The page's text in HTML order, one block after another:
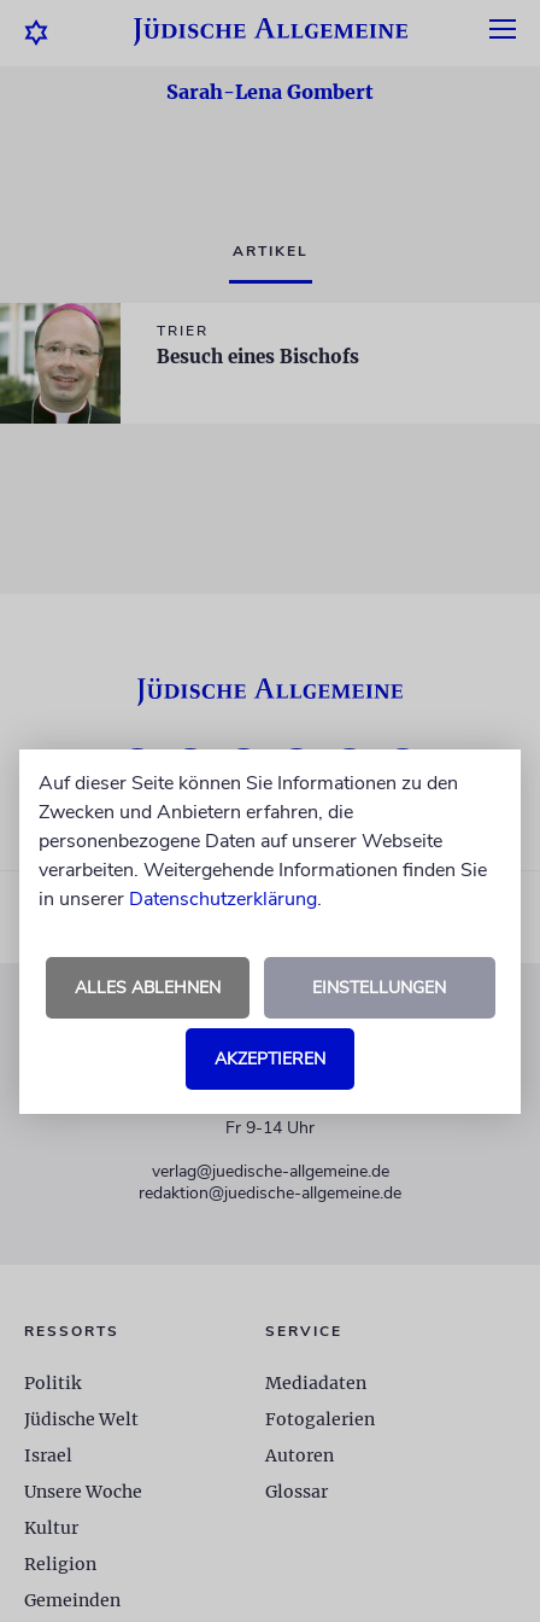
Sarah-Lena Gombert
ARTIKEL
TRIER
Besuch eines Bischofs
KUNDENSERVICE
Fr 9-14 Uhr
verlag@juedische-allgemeine.de
redaktion@juedische-allgemeine.de
RESSORTS
Politik
Jüdische Welt
Israel
Unsere Woche
Kultur
Religion
Gemeinden
SERVICE
Mediadaten
Fotogalerien
Autoren
Glossar
Auf dieser Seite können Sie Informationen zu den
Zwecken und Anbietern erfahren, die
personenbezogene Daten auf unserer Webseite
verarbeiten. Weitergehende Informationen finden Sie
in unserer Datenschutzerklärung.
ALLES ABLEHNEN EINSTELLUNGEN
AKZEPTIEREN